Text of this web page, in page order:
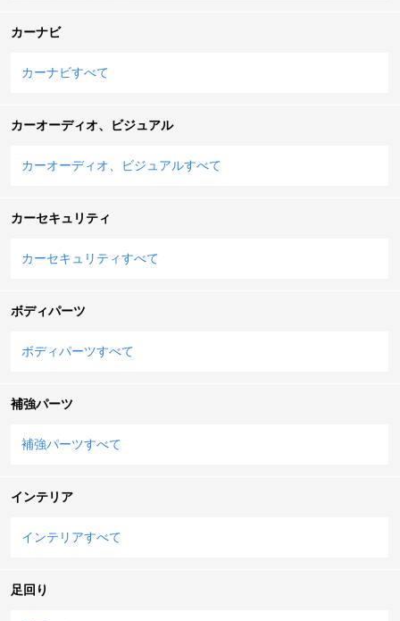
カーナビ
カーナビすべて
カーオーディオ、ビジュアル
カーオーディオ、ビジュアルすべて
カーセキュリティ
カーセキュリティすべて
ボディパーツ
ボディパーツすべて
補強パーツ
補強パーツすべて
インテリア
インテリアすべて
足回り